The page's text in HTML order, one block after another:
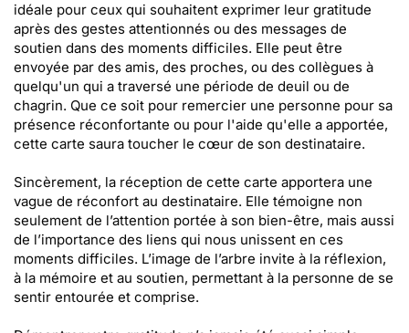
idéale pour ceux qui souhaitent exprimer leur gratitude
après des gestes attentionnés ou des messages de
soutien dans des moments difficiles. Elle peut être
envoyée par des amis, des proches, ou des collègues à
quelqu'un qui a traversé une période de deuil ou de
chagrin. Que ce soit pour remercier une personne pour sa
présence réconfortante ou pour l'aide qu'elle a apportée,
cette carte saura toucher le cœur de son destinataire.
Sincèrement, la réception de cette carte apportera une
vague de réconfort au destinataire. Elle témoigne non
seulement de l’attention portée à son bien-être, mais aussi
de l’importance des liens qui nous unissent en ces
moments difficiles. L’image de l’arbre invite à la réflexion,
à la mémoire et au soutien, permettant à la personne de se
sentir entourée et comprise.